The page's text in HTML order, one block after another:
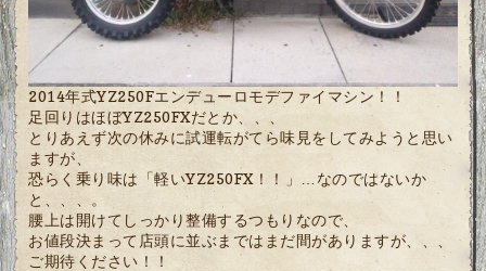
2014年式YZ250Fエンデューロモデファイマシン！！
足回りはほぼYZ250FXだとか、、、
とりあえず次の休みに試運転がてら味見をしてみようと思い
ますが、
恐らく乗り味は「軽いYZ250FX！！」…なのではないか
と、、、。
腰上は開けてしっかり整備するつもりなので、
お値段決まって店頭に並ぶまではまだ間がありますが、、、
ご期待ください！！